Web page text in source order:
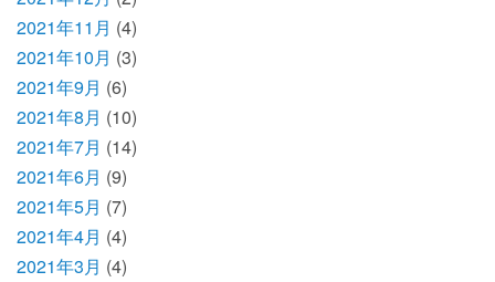
2021年11月 (4)
2021年10月 (3)
2021年9月 (6)
2021年8月 (10)
2021年7月 (14)
2021年6月 (9)
2021年5月 (7)
2021年4月 (4)
2021年3月 (4)